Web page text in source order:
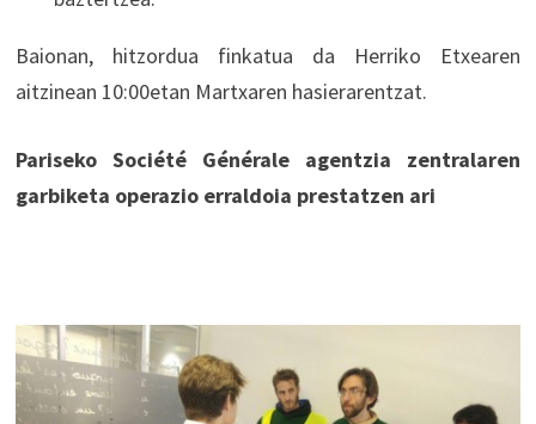
Baionan, hitzordua finkatua da Herriko Etxearen
aitzinean 10:00etan Martxaren hasierarentzat.
Pariseko Société Générale agentzia zentralaren
garbiketa operazio erraldoia prestatzen ari